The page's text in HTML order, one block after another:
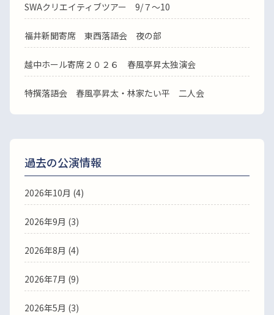
SWAクリエイティブツアー 9/７～10
福井新聞寄席 東西落語会 夜の部
越中ホール寄席２０２６ 春風亭昇太独演会
特撰落語会 春風亭昇太・林家たい平 二人会
過去の公演情報
2026年10月 (4)
2026年9月 (3)
2026年8月 (4)
2026年7月 (9)
2026年5月 (3)